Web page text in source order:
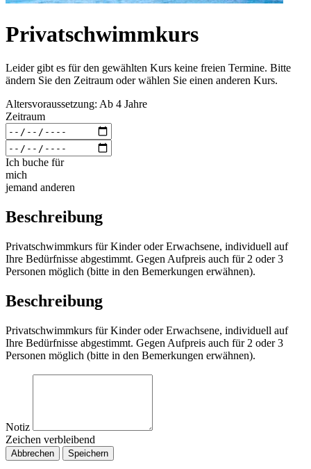
Privatschwimmkurs
Leider gibt es für den gewählten Kurs keine freien Termine. Bitte
ändern Sie den Zeitraum oder wählen Sie einen anderen Kurs.
Altersvoraussetzung: Ab 4 Jahre
Zeitraum
Ich buche für
mich
jemand anderen
Beschreibung
Privatschwimmkurs für Kinder oder Erwachsene, individuell auf
Ihre Bedürfnisse abgestimmt. Gegen Aufpreis auch für 2 oder 3
Personen möglich (bitte in den Bemerkungen erwähnen).
Beschreibung
Privatschwimmkurs für Kinder oder Erwachsene, individuell auf
Ihre Bedürfnisse abgestimmt. Gegen Aufpreis auch für 2 oder 3
Personen möglich (bitte in den Bemerkungen erwähnen).
Notiz
Zeichen verbleibend
Abbrechen Speichern